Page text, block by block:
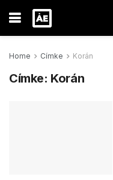
Home Címke Korán
Címke: Korán